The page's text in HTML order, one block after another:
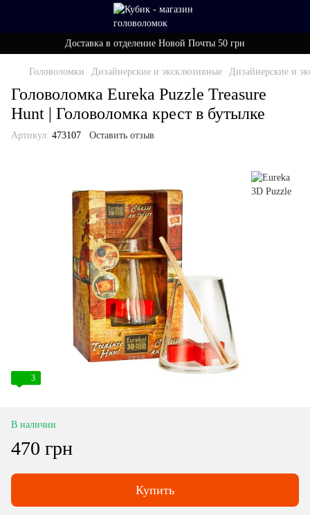
Доставка в отделение Новой Почты 50 грн
Головоломки Дизайнерские и эксклюзивные Дизайнерские и
Головоломка Eureka Puzzle Treasure
Hunt | Головоломка крест в бутылке
Артикул: 473107 Оставить отзыв
3
В наличии
470 грн
Купить